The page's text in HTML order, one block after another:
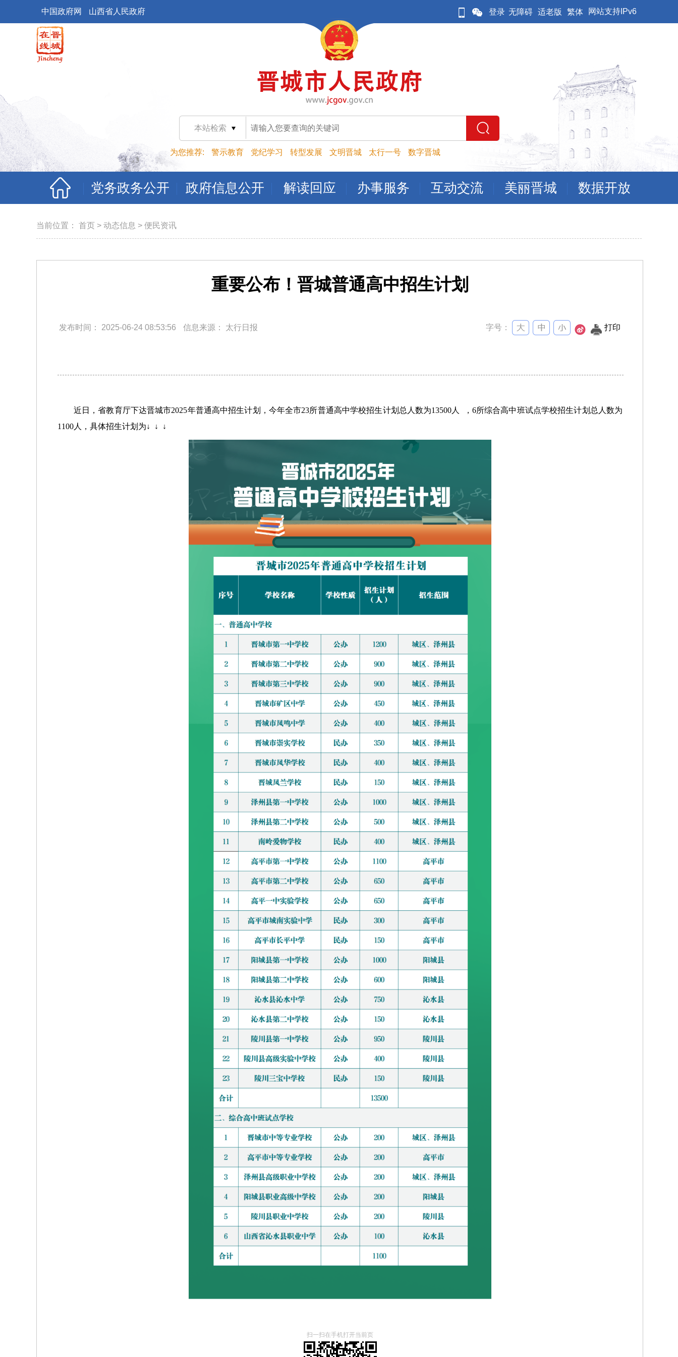
中国政府网 山西省人民政府 登录 无障碍 适老版 繁体 网站支持IPv6
本站检索
为您推荐: 警示教育 党纪学习 转型发展 文明晋城 太行一号 数字晋城
党务政务公开 政府信息公开 解读回应 办事服务 互动交流 美丽晋城 数据开放
当前位置： 首页 > 动态信息 > 便民资讯
重要公布！晋城普通高中招生计划
发布时间： 2025-06-24 08:53:56 信息来源： 太行日报 字号： 打印
近日，省教育厅下达晋城市2025年普通高中招生计划， 今年全市23所普通高中学校招生计划总人数为13500人 ， 6所综合高中班试点学校招生计划总人数为
1100人， 具体招生计划为↓ ↓ ↓
扫一扫在手机打开当前页